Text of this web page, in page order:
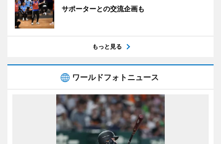
サポーターとの交流企画も
もっと見る
ワールドフォトニュース